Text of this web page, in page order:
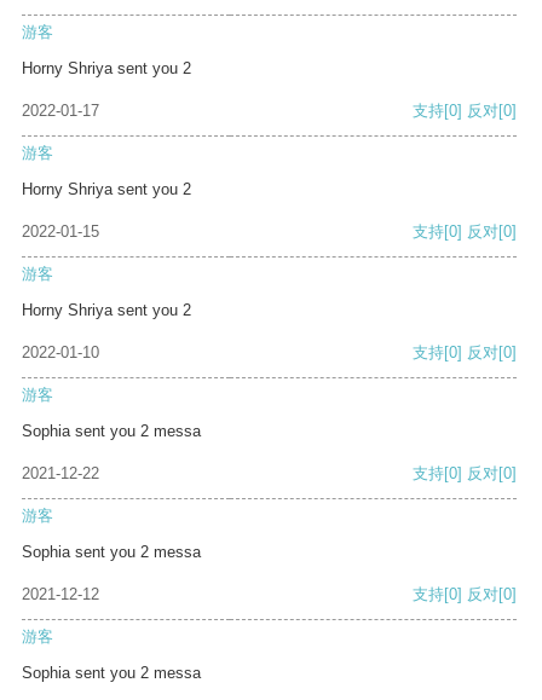
游客
Horny Shriya sent you 2
2022-01-17 支持[0] 反对[0]
游客
Horny Shriya sent you 2
2022-01-15 支持[0] 反对[0]
游客
Horny Shriya sent you 2
2022-01-10 支持[0] 反对[0]
游客
Sophia sent you 2 messa
2021-12-22 支持[0] 反对[0]
游客
Sophia sent you 2 messa
2021-12-12 支持[0] 反对[0]
游客
Sophia sent you 2 messa